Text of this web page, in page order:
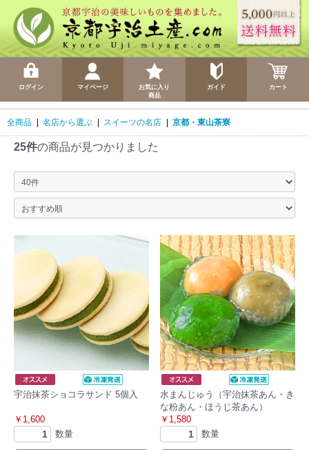
ログイン マイページ
お気に入り
商品
ガイド カート
全商品 名店から選ぶ スイーツの名店 京都・東山茶寮
25件の商品が見つかりました
宇治抹茶ショコラサンド 5個入
￥1,600
数量
水まんじゅう（宇治抹茶あん・き
な粉あん・ほうじ茶あん）
￥1,580
数量